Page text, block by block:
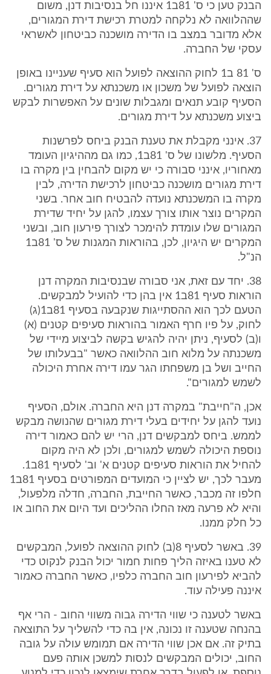
הבנק טען כי ס' 81ב1 איננו חל בנסיבות דנן, משום
שההלוואה לא נלקחה למטרת רכישת דירת המגורים,
אלא מדובר במצב בו הדירה מושכנה כביטחון לאשראי
עסקי של החברה.
ס' 81 ב1 לחוק ההוצאה לפועל הוא סעיף שעניינו באופן
הוצאה לפועל של משכון או משכנתא על דירת מגורים.
הסעיף קובע תנאים ומגבלות שונים על האפשרות לבקש
ביצוע משכנתא על דירת מגורים.
37. אינני מקבלת את טענת הבנק ביחס לפרשנות
הסעיף. מלשונו של ס' 81ב1, כמו גם מההיגיון העומד
מאחוריו, אינני סבורה כי יש מקום להבחין בין מקרה בו
דירת מגורים מושכנה כביטחון לרכישת הדירה, לבין
מקרה בו המשכנתא נועדה להבטיח חוב אחר. בשני
המקרים נוצר אותו צורך עצמו, להגן על יחיד שדירת
המגורים שלו עומדת להימכר לצורך פירעון חוב, ובשני
המקרים יש היגיון, לכן, בהוראות המגנות של ס' 81ב1
הנ"ל.
38. יחד עם זאת, אני סבורה שבנסיבות המקרה דנן
הוראות סעיף 81ב1 אין בהן כדי להועיל למבקשים.
הטעם לכך הוא ההסתייגות שנקבעה בסעיף 81ב1(ג)
לחוק, על פיו חרף האמור בהוראות סעיפים קטנים (א)
ו(ב) לסעיף, ניתן יהיה להגיש בקשה לביצוע מיידי של
משכנתה על מלוא חוב ההלוואה כאשר "בבעלותו של
החייב ושל בן משפחתו הגר עמו דירה אחרת היכולה
לשמש למגורים".
אכן, ה"חייבת" במקרה דנן היא החברה. אולם, הסעיף
נועד להגן על יחידים בעלי דירת מגורים שהנושה מבקש
לממש. ביחס למבקשים דנן, הרי יש להם כאמור דירה
נוספת היכולה לשמש למגורים, ולכן לא היה מקום
להחיל את הוראות סעיפים קטנים א' וב' לסעיף 81ב1.
מעבר לכך, יש לציין כי המועדים המפורטים בסעיף 81ב1
חלפו זה מכבר, כאשר החייבת, החברה, חדלה מלפעול,
והיא לא פרעה מאז החלו ההליכים ועד היום את החוב או
כל חלק ממנו.
39. באשר לסעיף 8(ב) לחוק ההוצאה לפועל, המבקשים
לא טענו באיזה הליך פחות חמור יכול הבנק לנקוט כדי
להביא לפירעון חוב החברה כלפיו, כאשר החברה כאמור
איננה פעילה עוד.
באשר לטענה כי שווי הדירה גבוה משווי החוב - הרי אף
בהנחה שטענה זו נכונה, אין בה כדי להשליך על התוצאה
בתיק זה. אם אכן שווי הדירה אם תמומש עולה על גובה
החוב, יכולים המבקשים לנסות למשכן אותה פעם